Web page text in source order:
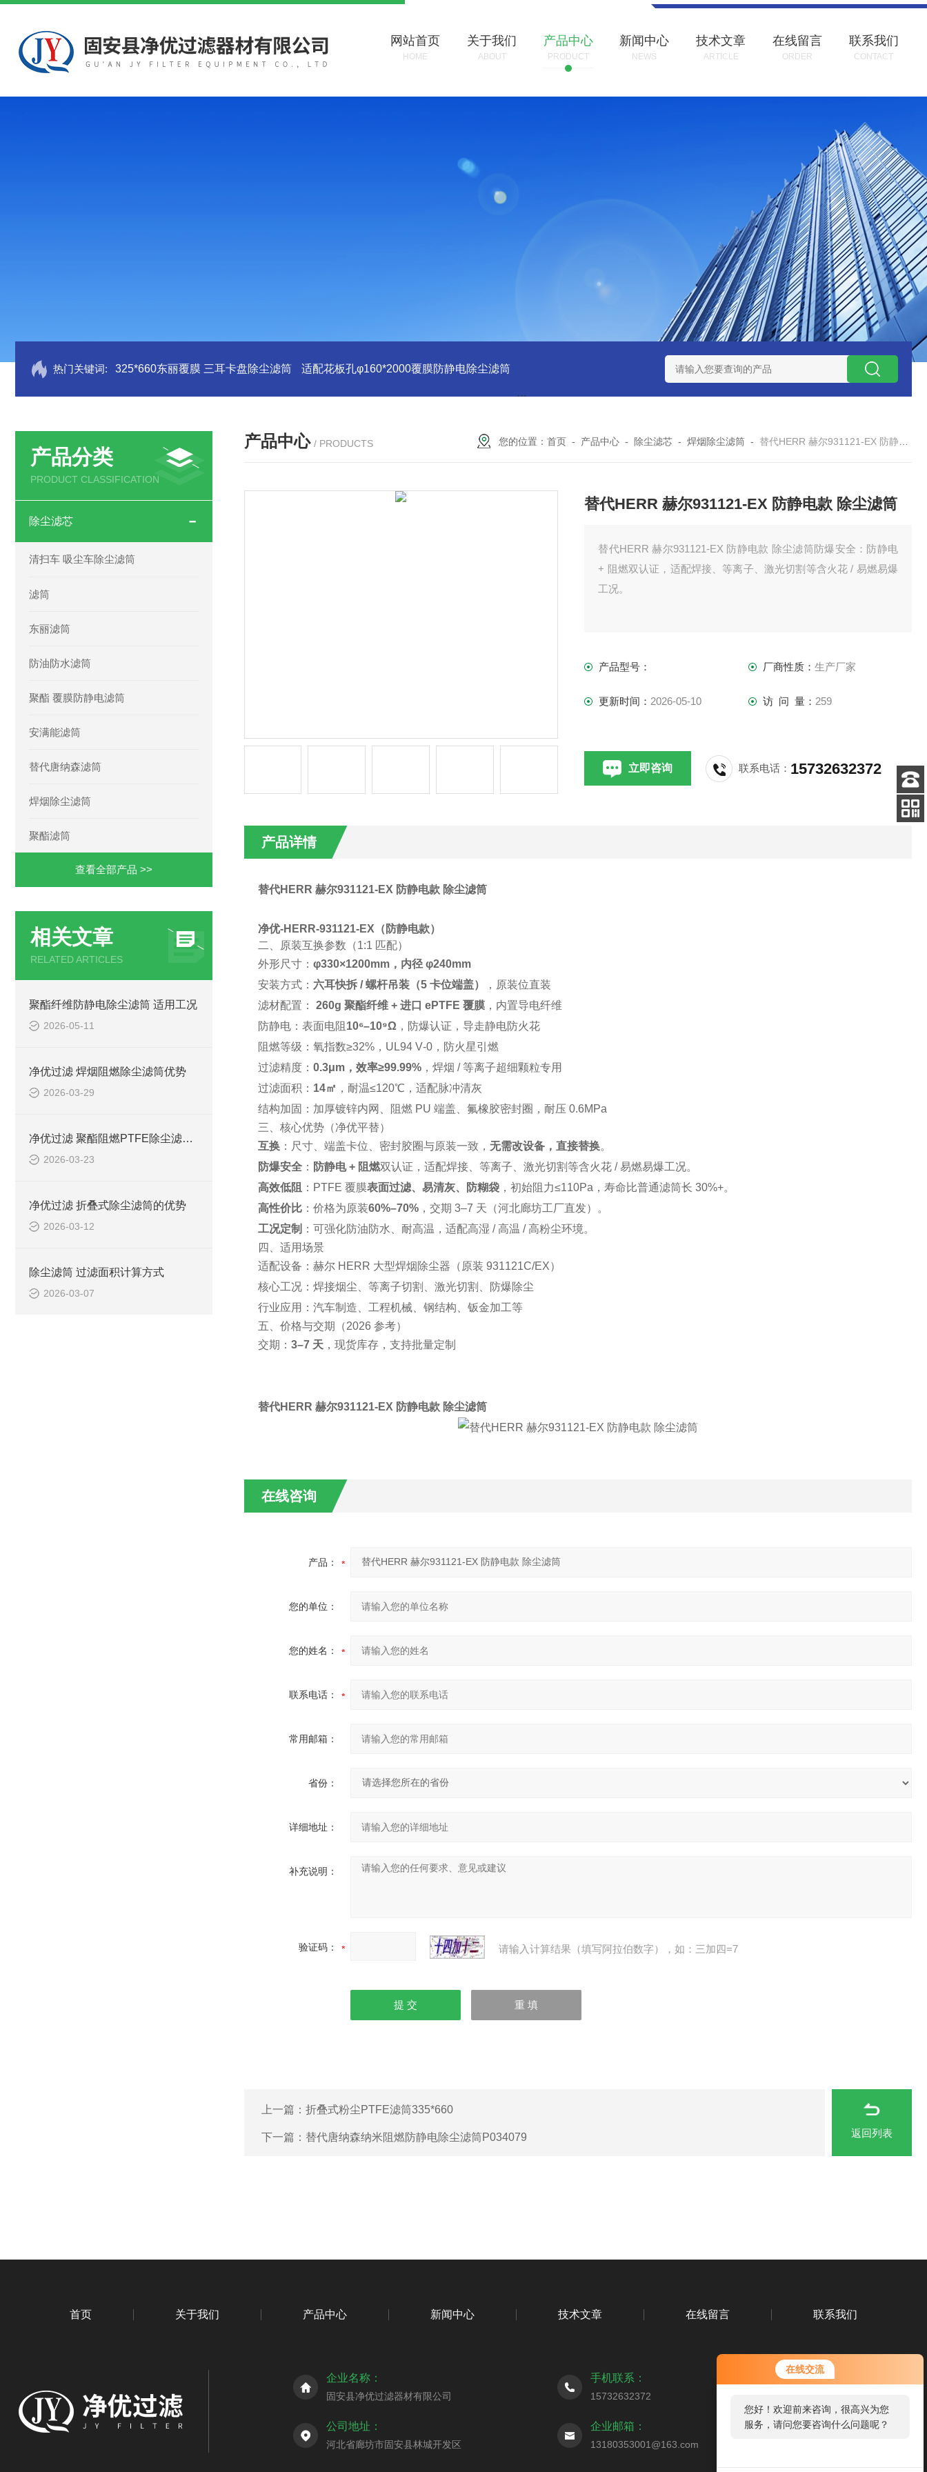
在线交流
您好！欢迎前来咨询，很高兴为您
服务，请问您要咨询什么问题呢？
网站首页
HOME
关于我们
ABOUT
产品中心
PRODUCT
新闻中心
NEWS
技术文章
ARTICLE
在线留言
ORDER
联系我们
CONTACT
热门关键词: 325*660东丽覆膜 三耳卡盘除尘滤筒 适配花板孔φ160*2000覆膜防静电除尘滤筒 PU注胶 花板孔φ157*500防静电除尘滤芯 电焊车间 六耳快拆除尘滤筒 环保排放达
产品分类
PRODUCT CLASSIFICATION
除尘滤芯
清扫车 吸尘车除尘滤筒
滤筒
东丽滤筒
防油防水滤筒
聚酯 覆膜防静电滤筒
安满能滤筒
替代唐纳森滤筒
焊烟除尘滤筒
聚酯滤筒
查看全部产品 >>
相关文章
RELATED ARTICLES
聚酯纤维防静电除尘滤筒 适用工况
2026-05-11
净优过滤 焊烟阻燃除尘滤筒优势
2026-03-29
净优过滤 聚酯阻燃PTFE除尘滤筒优势
2026-03-23
净优过滤 折叠式除尘滤筒的优势
2026-03-12
除尘滤筒 过滤面积计算方式
2026-03-07
产品中心 / PRODUCTS 您的位置：首页 - 产品中心 - 除尘滤芯 -焊烟除尘滤筒 - 替代HERR 赫尔931121-EX 防静电款 除尘滤筒
替代HERR 赫尔931121-EX 防静电款 除尘滤筒
替代HERR 赫尔931121-EX 防静电款 除尘滤筒防爆安全：防静电
+ 阻燃双认证，适配焊接、等离子、激光切割等含火花 / 易燃易爆
工况。
产品型号： 厂商性质： 生产厂家
更新时间： 2026-05-10 访 问 量： 259
立即咨询 联系电话： 15732632372
产品详情
替代HERR 赫尔931121-EX 防静电款 除尘滤筒
净优‑HERR‑931121‑EX（防静电款）
二、原装互换参数（1:1 匹配）
外形尺寸： φ330×1200mm，内径 φ240mm
安装方式： 六耳快拆 / 螺杆吊装（5 卡位端盖）
，原装位直装
滤材配置：
260g 聚酯纤维 + 进口 ePTFE 覆膜，内置导电纤维
防静电：表面电阻 10⁶–10⁹Ω ，防爆认证，导走静电防火花
阻燃等级：氧指数≥32%，UL94 V‑0，防火星引燃
过滤精度： 0.3μm，效率≥99.99%，焊烟 / 等离子超细颗粒专用
过滤面积： 14㎡ ，耐温≤120℃，适配脉冲清灰
结构加固：加厚镀锌内网、阻燃 PU 端盖、氟橡胶密封圈，耐压 0.6MPa
三、核心优势（净优平替）
互换：尺寸、端盖卡位、密封胶圈与原装一致， 无需改设备，直接替换。
防爆安全： 防静电 + 阻燃双认证，适配焊接、等离子、激光切割等含火花 / 易燃易爆工况。
高效低阻 ：PTFE 覆膜表面过滤、易清灰、防糊袋，初始阻力≤110Pa，寿命比普通滤筒长 30%+。
高性价比：价格为原装60%–70%，交期 3–7 天（河北廊坊工厂直发）。
工况定制 ：可强化防油防水、耐高温，适配高湿 / 高温 / 高粉尘环境。
四、适用场景
适配设备：赫尔 HERR 大型焊烟除尘器（原装 931121C/EX）
核心工况：焊接烟尘、等离子切割、激光切割、防爆除尘
行业应用：汽车制造、工程机械、钢结构、钣金加工等
五、价格与交期（2026 参考）
交期： 3–7 天，现货库存，支持批量定制
替代HERR 赫尔931121-EX 防静电款 除尘滤筒
在线咨询
产品：
您的单位：
您的姓名：
联系电话：
常用邮箱：
省份：
详细地址：
补充说明：
验证码： 请输入计算结果（填写阿拉伯数字），如：三加四=7
上一篇： 折叠式粉尘PTFE滤筒335*660
下一篇： 替代唐纳森纳米阻燃防静电除尘滤筒P034079 返回列表
首页 关于我们 产品中心 新闻中心 技术文章 在线留言 联系我们
企业名称：
固安县净优过滤器材有限公司
手机联系：
15732632372
公司地址：
河北省廊坊市固安县林城开发区
企业邮箱：
13180353001@163.com
客服
电话